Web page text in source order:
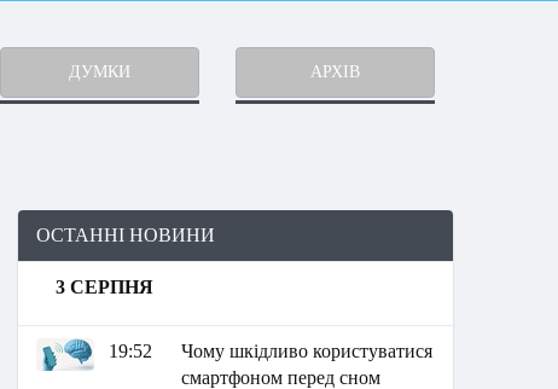
ДУМКИ АРХІВ
ОСТАННІ НОВИНИ
3 СЕРПНЯ
19:52
Чому шкідливо користуватися
смартфоном перед сном